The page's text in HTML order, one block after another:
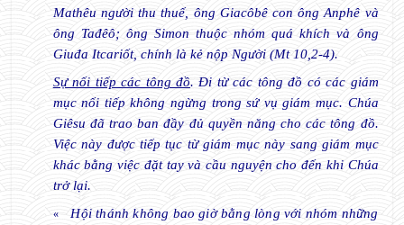
Mathêu người thu thuế, ông Giacôbê con ông Anphê và
ông Tađêô; ông Simon thuộc nhóm quá khích và ông
Giuđa Itcariốt, chính là kẻ nộp Người (Mt 10,2-4).
Sự nối tiếp các tông đồ. Đi từ các tông đồ có các giám
mục nối tiếp không ngừng trong sứ vụ giám mục. Chúa
Giêsu đã trao ban đầy đủ quyền năng cho các tông đồ.
Việc này được tiếp tục từ giám mục này sang giám mục
khác bằng việc đặt tay và cầu nguyện cho đến khi Chúa
trở lại.
«
Hội thánh không bao giờ bằng lòng với nhóm những